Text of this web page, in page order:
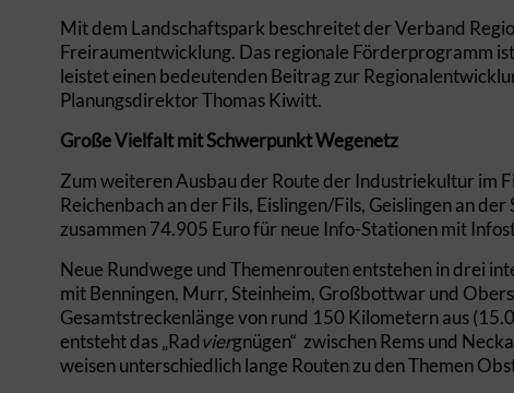
Mit dem Landschaftspark beschreitet der Verband
Freiraumentwicklung. Das regionale Förderprogramm
leistet einen bedeutenden Beitrag zur
Planungsdirektor Thomas Kiwitt.
Große Vielfalt mit Schwerpunkt Wegenetz
Zum weiteren Ausbau der Route der Industriekultur im
Reichenbach an der Fils, Eislingen/Fils, Geislingen an
zusammen 74.905 Euro für neue Info-Stationen mit
Neue Rundwege und Themenrouten entstehen in drei
mit Benningen, Murr, Steinheim, Großbottwar und
Gesamtstreckenlänge von rund 150 Kilometern aus
entsteht das „Radviergnügen“ zwischen Rems und
weisen unterschiedlich lange Routen zu den Themen